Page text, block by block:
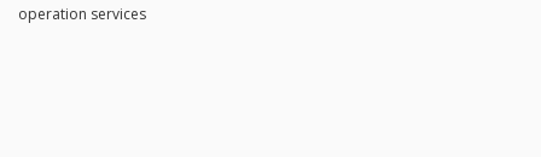
operation services